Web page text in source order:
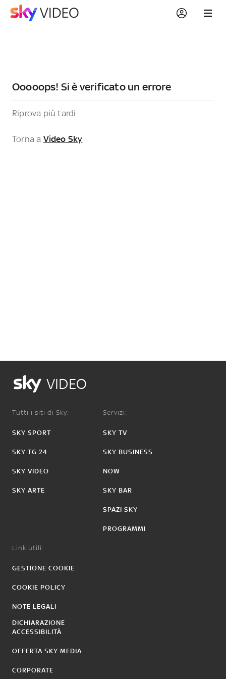
Ooooops! Si è verificato un errore
Riprova più tardi
Torna a Video Sky
VIDEO
Tutti i siti di Sky:
SKY SPORT
SKY TG 24
SKY VIDEO
SKY ARTE
Servizi:
SKY TV
SKY BUSINESS
NOW
SKY BAR
SPAZI SKY
PROGRAMMI
Link utili:
GESTIONE COOKIE
COOKIE POLICY
NOTE LEGALI
DICHIARAZIONE
ACCESSIBILITÀ
OFFERTA SKY MEDIA
CORPORATE